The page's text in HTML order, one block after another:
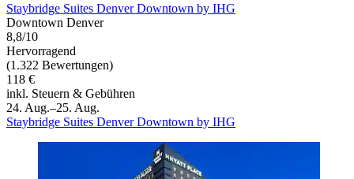
Staybridge Suites Denver Downtown by IHG
Downtown Denver
8,8/10
Hervorragend
(1.322 Bewertungen)
118 €
inkl. Steuern & Gebühren
24. Aug.–25. Aug.
Staybridge Suites Denver Downtown by IHG